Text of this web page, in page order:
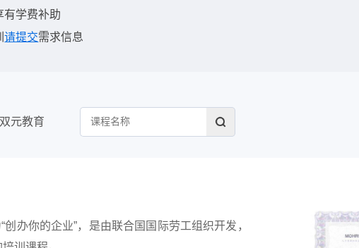
有学费补助
请提交需求信息
双元教育
创办你的企业”，是由联合国国际劳工组织开发，